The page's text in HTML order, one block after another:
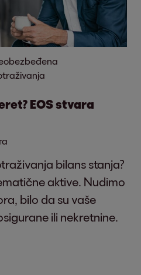
EOS stvara
bilans stanja?
aktive. Nudimo
bilo da su vaše
ili nekretnine.